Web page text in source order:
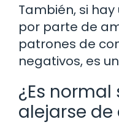
También, si
por parte de
patrones de
negativos, es
¿Es
alejarse de